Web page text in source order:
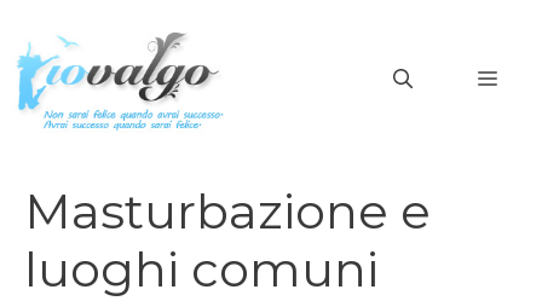
contenuto
Masturbazione e
luoghi comuni